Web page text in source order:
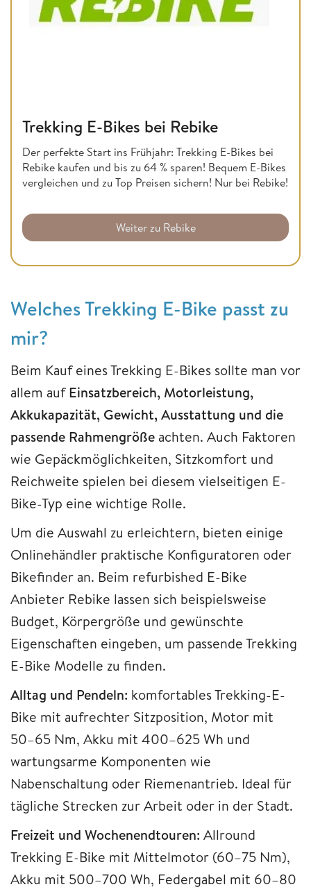
Trekking E-Bikes bei Rebike
Der perfekte Start ins Frühjahr: Trekking E-Bikes bei
Rebike kaufen und bis zu 64 % sparen! Bequem E-Bikes
vergleichen und zu Top Preisen sichern! Nur bei Rebike!
Weiter zu Rebike
Welches Trekking E-Bike passt zu
mir?
Beim Kauf eines Trekking E-Bikes sollte man vor
allem aufEinsatzbereich, Motorleistung,
Akkukapazität, Gewicht, Ausstattung und die
passende Rahmengröße achten. Auch Faktoren
wie Gepäckmöglichkeiten, Sitzkomfort und
Reichweite spielen bei diesem vielseitigen E-
Bike-Typ eine wichtige Rolle.
Um die Auswahl zu erleichtern, bieten einige
Onlinehändler praktische Konfiguratoren oder
Bikefinder an. Beim refurbished E-Bike
Anbieter Rebike lassen sich beispielsweise
Budget, Körpergröße und gewünschte
Eigenschaften eingeben, um passende Trekking
E-Bike Modelle zu finden.
Alltag und Pendeln: komfortables Trekking-E-
Bike mit aufrechter Sitzposition, Motor mit
50–65 Nm, Akku mit 400–625 Wh und
wartungsarme Komponenten wie
Nabenschaltung oder Riemenantrieb. Ideal für
tägliche Strecken zur Arbeit oder in der Stadt.
Freizeit und Wochenendtouren: Allround
Trekking E-Bike mit Mittelmotor (60–75 Nm),
Akku mit 500–700 Wh, Federgabel mit 60–80